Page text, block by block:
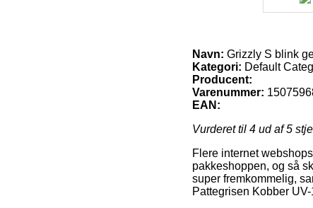
Navn: Grizzly S blink
Kategori: Default
Producent:
Varenummer:
EAN:
Vurderet til 4 ud af 5
Flere internet
pakkeshoppen, og så
super fremkommelig,
Pattegrisen Kobber UV-